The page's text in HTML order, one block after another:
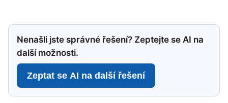
Nenašli jste správné řešení? Zeptejte se AI na
další možnosti.
Zeptat se AI na další řešení